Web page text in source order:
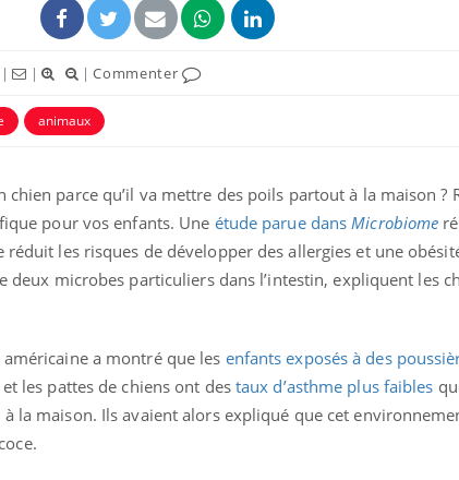
| | |Commenter
animaux
chien parce qu’il va mettre des poils partout à la maison ?
pour vos enfants. Une étude parue dans Microbiome
les risques de développer des allergies et une
deux microbes particuliers dans l’intestin, expliquent les
a montré que les enfants exposés à des
les pattes de chiens ont destaux d’asthme plus faibles
à la maison. Ils avaient alors expliqué que cet